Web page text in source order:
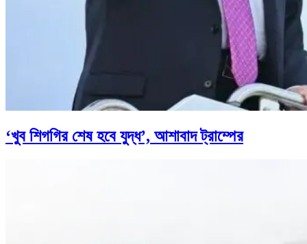
‘খুব শিগগির শেষ হবে যুদ্ধ’, আশাবাদ ট্রাম্পের